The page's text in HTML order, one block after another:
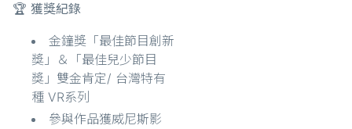
🏆 獲獎紀錄
金鐘獎「最佳節目創新
獎」＆「最佳兒少節目
獎」雙金肯定/ 台灣特有
種 VR系列
參與作品獲威尼斯影